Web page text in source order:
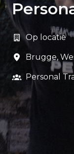
Op locatie
Brugge,
Personal